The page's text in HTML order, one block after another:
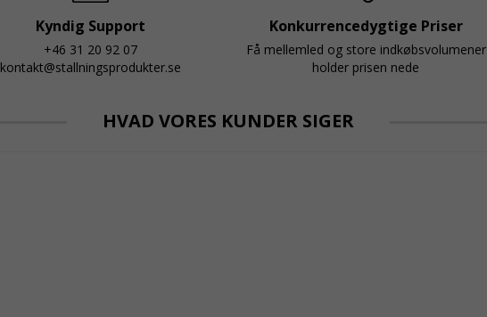
Kyndig Support
+46 31 20 92 07
kontakt@stallningsprodukter.se
Konkurrencedygtige Priser
Få mellemled og store indkøbsvolumener
holder prisen nede
HVAD VORES KUNDER SIGER